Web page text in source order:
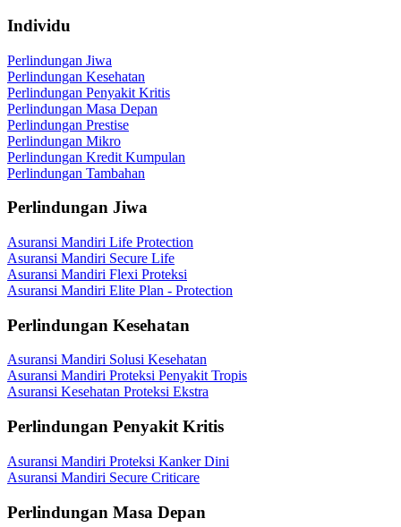
Individu
Perlindungan Jiwa
Perlindungan Kesehatan
Perlindungan Penyakit Kritis
Perlindungan Masa Depan
Perlindungan Prestise
Perlindungan Mikro
Perlindungan Kredit Kumpulan
Perlindungan Tambahan
Perlindungan Jiwa
Asuransi Mandiri Life Protection
Asuransi Mandiri Secure Life
Asuransi Mandiri Flexi Proteksi
Asuransi Mandiri Elite Plan - Protection
Perlindungan Kesehatan
Asuransi Mandiri Solusi Kesehatan
Asuransi Mandiri Proteksi Penyakit Tropis
Asuransi Kesehatan Proteksi Ekstra
Perlindungan Penyakit Kritis
Asuransi Mandiri Proteksi Kanker Dini
Asuransi Mandiri Secure Criticare
Perlindungan Masa Depan